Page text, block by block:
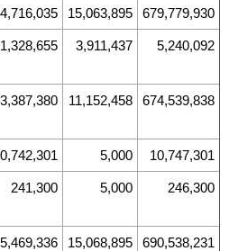
15,063,895
679,779,930
1,328,655 3,911,437 5,240,092
11,152,458 674,539,838
5,000 10,747,301
241,300 5,000 246,300
15,068,895
690,538,231